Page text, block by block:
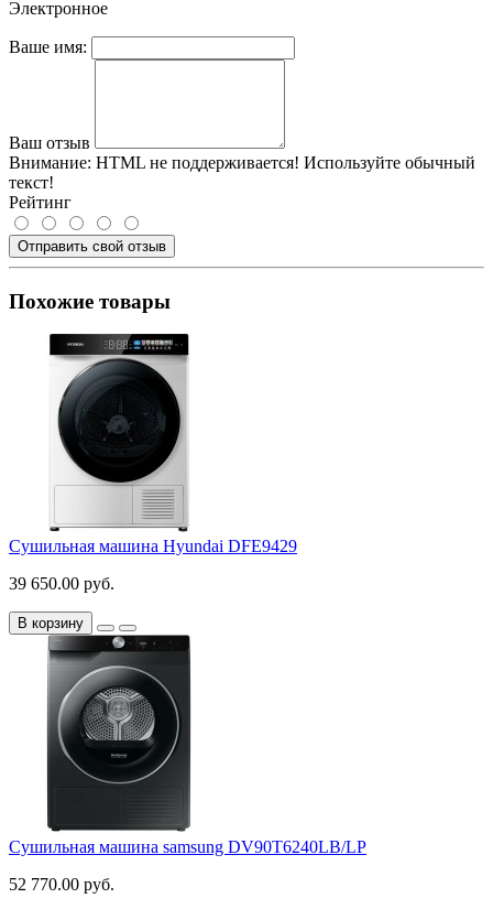
Электронное
Ваше имя:
Ваш отзыв
Внимание: HTML не поддерживается! Используйте обычный
текст!
Рейтинг
Отправить свой отзыв
Похожие товары
Сушильная машина Hyundai DFE9429
39 650.00 руб.
В корзину
Сушильная машина samsung DV90T6240LB/LP
52 770.00 руб.